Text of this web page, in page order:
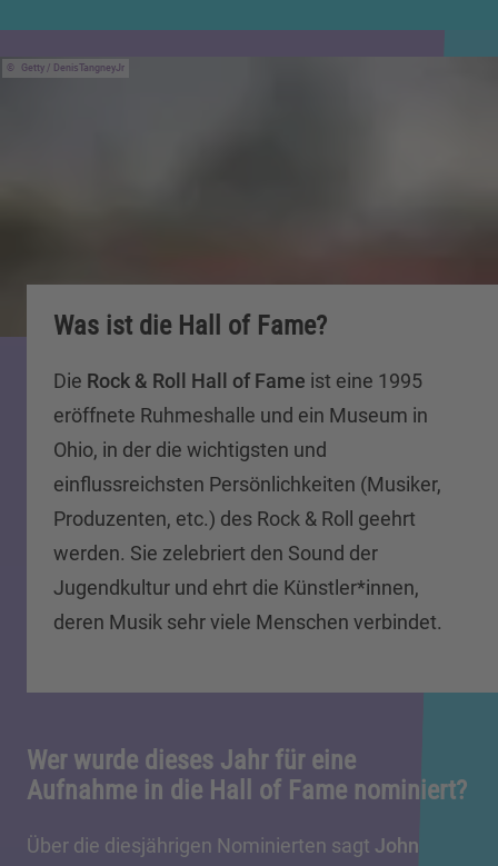
Getty / DenisTangneyJr
Was ist die Hall of Fame?
Die Rock & Roll Hall of Fame ist eine 1995
eröffnete Ruhmeshalle und ein Museum in
Ohio, in der die wichtigsten und
einflussreichsten Persönlichkeiten (Musiker,
Produzenten, etc.) des Rock & Roll geehrt
werden. Sie zelebriert den Sound der
Jugendkultur und ehrt die Künstler*innen,
deren Musik sehr viele Menschen verbindet.
Wer wurde dieses Jahr für eine
Aufnahme in die Hall of Fame nominiert?
Über die diesjährigen Nominierten sagt John